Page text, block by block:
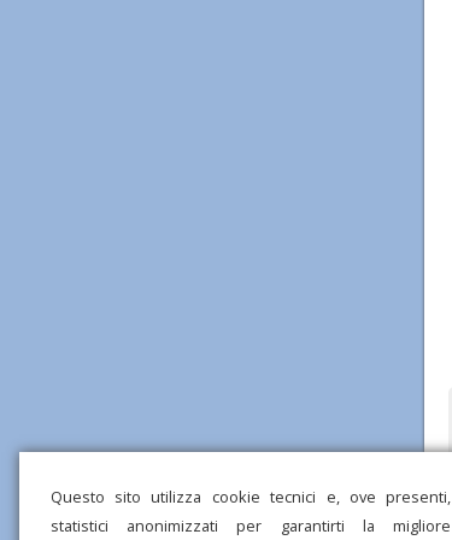
Questo sito utilizza cookie tecnici e, ove presenti,
statistici anonimizzati per garantirti la migliore